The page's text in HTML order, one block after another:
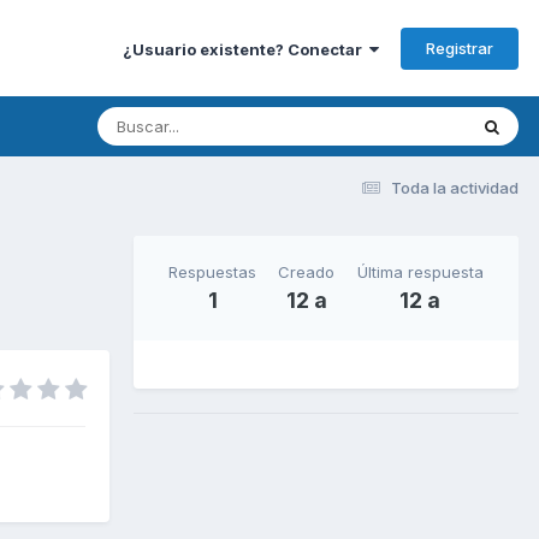
¿Usuario existente? Conectar Registrar
Toda la actividad
Respuestas
1
Creado
12 a
Última respuesta
12 a